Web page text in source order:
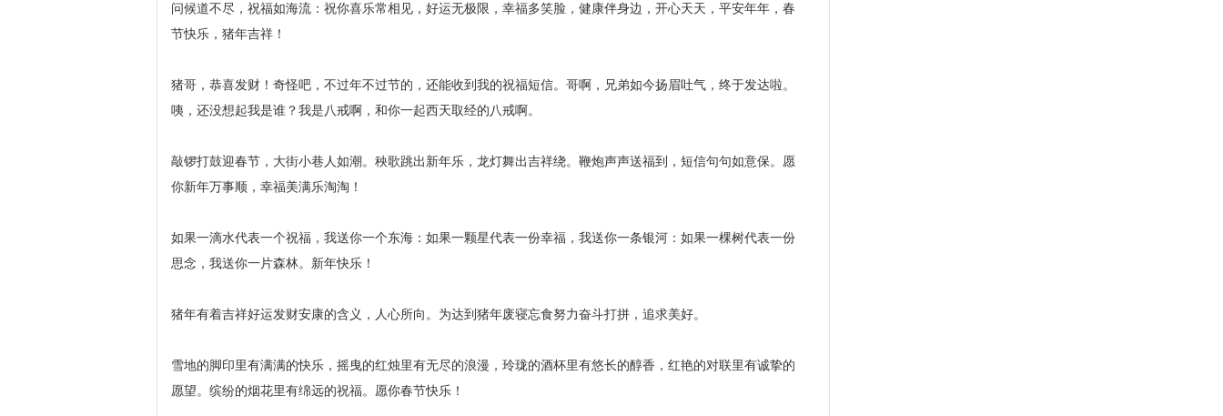
问候道不尽，祝福如海流：祝你喜乐常相见，好运无极限，幸福多笑脸，健康伴身边，开心天天，平安年年，春
节快乐，猪年吉祥！
猪哥，恭喜发财！奇怪吧，不过年不过节的，还能收到我的祝福短信。哥啊，兄弟如今扬眉吐气，终于发达啦。
咦，还没想起我是谁？我是八戒啊，和你一起西天取经的八戒啊。
敲锣打鼓迎春节，大街小巷人如潮。秧歌跳出新年乐，龙灯舞出吉祥绕。鞭炮声声送福到，短信句句如意保。愿
你新年万事顺，幸福美满乐淘淘！
如果一滴水代表一个祝福，我送你一个东海：如果一颗星代表一份幸福，我送你一条银河：如果一棵树代表一份
思念，我送你一片森林。新年快乐！
猪年有着吉祥好运发财安康的含义，人心所向。为达到猪年废寝忘食努力奋斗打拼，追求美好。
雪地的脚印里有满满的快乐，摇曳的红烛里有无尽的浪漫，玲珑的酒杯里有悠长的醇香，红艳的对联里有诚挚的
愿望。缤纷的烟花里有绵远的祝福。愿你春节快乐！